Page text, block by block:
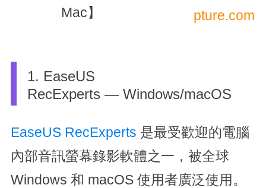
Mac】
pture.com
1. EaseUS
RecExperts — Windows/macOS
EaseUS RecExperts 是最受歡迎的電腦
內部音訊螢幕錄影軟體之一，被全球
Windows 和 macOS 使用者廣泛使用。